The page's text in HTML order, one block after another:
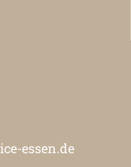
essen.de